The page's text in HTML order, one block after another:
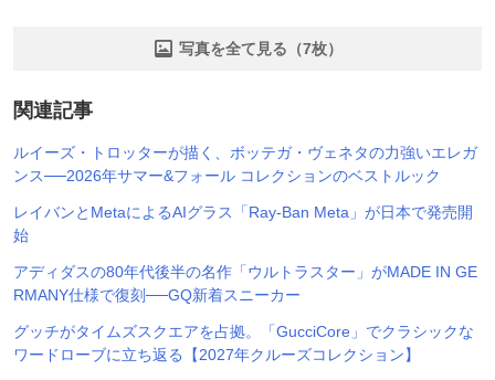
写真を全て見る（7枚）
関連記事
ルイーズ・トロッターが描く、ボッテガ・ヴェネタの力強いエレガ
ンス──2026年サマー&フォール コレクションのベストルック
レイバンとMetaによるAIグラス「Ray-Ban Meta」が日本で発売開
始
アディダスの80年代後半の名作「ウルトラスター」がMADE IN GE
RMANY仕様で復刻──GQ新着スニーカー
グッチがタイムズスクエアを占拠。「GucciCore」でクラシックな
ワードローブに立ち返る【2027年クルーズコレクション】